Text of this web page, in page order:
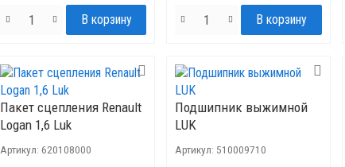
Пакет сцепления Renault
Logan 1,6 Luk
Артикул: 620108000
Подшипник выжимной
LUK
Артикул: 510009710